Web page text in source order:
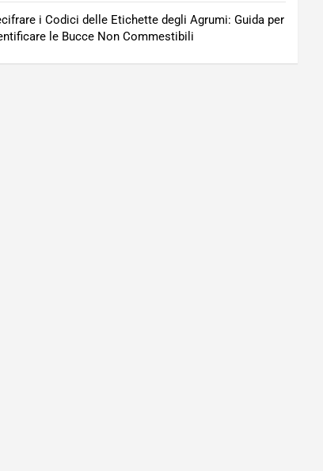
i Codici delle Etichette degli Agrumi: Guida per
le Bucce Non Commestibili